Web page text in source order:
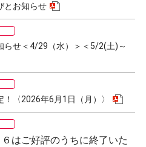
とお知らせ
らせ＜4/29（水）＞＜5/2(土)～
〈2026年6月1日（月）〉
はご好評のうちに終了いた